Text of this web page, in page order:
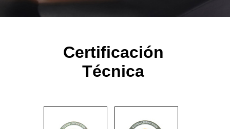
Certificación
Técnica